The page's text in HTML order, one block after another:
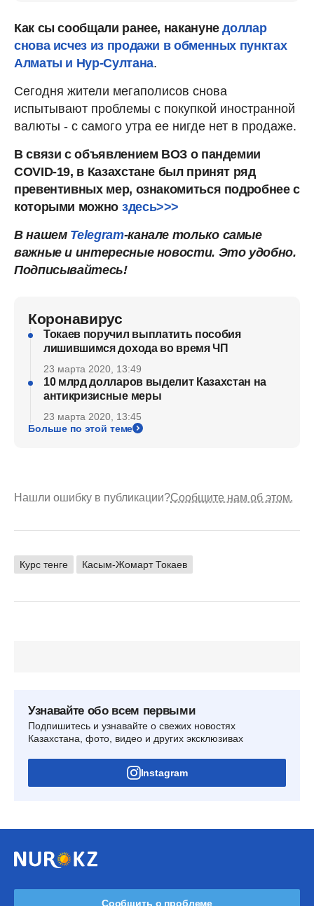
Как сы сообщали ранее, наканунедоллар
снова исчез из продажи в обменных пунктах
Алматы и Нур-Султана.
Сегодня жители мегаполисов снова
испытывают проблемы с покупкой иностранной
валюты - с самого утра ее нигде нет в продаже.
В связи с объявлением ВОЗ о пандемии
COVID-19, в Казахстане был принят ряд
превентивных мер, ознакомиться подробнее с
которыми можно здесь>>>
В нашем Telegram-канале только самые
важные и интересные новости. Это удобно.
Подписывайтесь!
Коронавирус
Токаев поручил выплатить пособия
лишившимся дохода во время ЧП
23 марта 2020, 13:49
10 млрд долларов выделит Казахстан на
антикризисные меры
23 марта 2020, 13:45
Больше по этой теме
Нашли ошибку в публикации?Сообщите нам об этом.
Курс тенге Касым-Жомарт Токаев
Узнавайте обо всем первыми
Подпишитесь и узнавайте о свежих новостях
Казахстана, фото, видео и других эксклюзивах
Instagram
Сообщить о проблеме